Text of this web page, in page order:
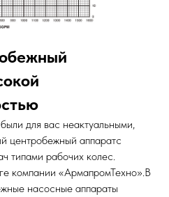
для вас неактуальными,
центробежный аппаратс
типами рабочих колес.
компании «АрмапромТехно».В
насосные аппараты